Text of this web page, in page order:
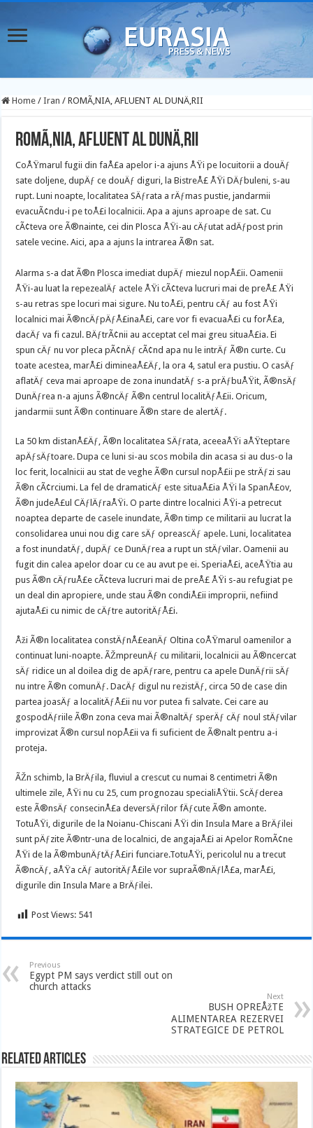
Home / Iran / ROMÃ‚NIA, AFLUENT AL DUNÄ‚RII
ROMÃ‚NIA, AFLUENT AL DUNÄ‚RII
CoÅŸmarul fugii din faÅ£a apelor i-a ajuns ÅŸi pe locuitorii a douÄƒ
sate doljene, dupÄƒ ce douÄƒ diguri, la BistreÅ£ ÅŸi DÄƒbuleni, s-au
rupt. Luni noapte, localitatea SÄƒrata a rÄƒmas pustie, jandarmii
evacuÃ¢ndu-i pe toÅ£i localnicii. Apa a ajuns aproape de sat. Cu
cÃ¢teva ore Ã®nainte, cei din Plosca ÅŸi-au cÄƒutat adÄƒpost prin
satele vecine. Aici, apa a ajuns la intrarea Ã®n sat.
Alarma s-a dat Ã®n Plosca imediat dupÄƒ miezul nopÅ£ii. Oamenii
ÅŸi-au luat la repezealÄƒ actele ÅŸi cÃ¢teva lucruri mai de preÅ£ ÅŸi
s-au retras spe locuri mai sigure. Nu toÅ£i, pentru cÄƒ au fost ÅŸi
localnici mai Ã®ncÄƒpÄƒÅ£inaÅ£i, care vor fi evacuaÅ£i cu forÅ£a,
dacÄƒ va fi cazul. BÄƒtrÃ¢nii au acceptat cel mai greu situaÅ£ia. Ei
spun cÄƒ nu vor pleca pÃ¢nÄƒ cÃ¢nd apa nu le intrÄƒ Ã®n curte. Cu
toate acestea, marÅ£i dimineaÅ£Äƒ, la ora 4, satul era pustiu. O casÄƒ
aflatÄƒ ceva mai aproape de zona inundatÄƒ s-a prÄƒbuÅŸit, Ã®nsÄƒ
DunÄƒrea n-a ajuns Ã®ncÄƒ Ã®n centrul localitÄƒÅ£ii. Oricum,
jandarmii sunt Ã®n continuare Ã®n stare de alertÄƒ.
La 50 km distanÅ£Äƒ, Ã®n localitatea SÄƒrata, aceeaÅŸi aÅŸteptare
apÄƒsÄƒtoare. Dupa ce luni si-au scos mobila din acasa si au dus-o la
loc ferit, localnicii au stat de veghe Ã®n cursul nopÅ£ii pe strÄƒzi sau
Ã®n cÃ¢rciumi. La fel de dramaticÄƒ este situaÅ£ia ÅŸi la SpanÅ£ov,
Ã®n judeÅ£ul CÄƒlÄƒraÅŸi. O parte dintre localnici ÅŸi-a petrecut
noaptea departe de casele inundate, Ã®n timp ce militarii au lucrat la
consolidarea unui nou dig care sÄƒ opreascÄƒ apele. Luni, localitatea
a fost inundatÄƒ, dupÄƒ ce DunÄƒrea a rupt un stÄƒvilar. Oamenii au
fugit din calea apelor doar cu ce au avut pe ei. SperiaÅ£i, aceÅŸtia au
pus Ã®n cÄƒruÅ£e cÃ¢teva lucruri mai de preÅ£ ÅŸi s-au refugiat pe
un deal din apropiere, unde stau Ã®n condiÅ£ii improprii, nefiind
ajutaÅ£i cu nimic de cÄƒtre autoritÄƒÅ£i.
Åži Ã®n localitatea constÄƒnÅ£eanÄƒ Oltina coÅŸmarul oamenilor a
continuat luni-noapte. ÃŽmpreunÄƒ cu militarii, localnicii au Ã®ncercat
sÄƒ ridice un al doilea dig de apÄƒrare, pentru ca apele DunÄƒrii sÄƒ
nu intre Ã®n comunÄƒ. DacÄƒ digul nu rezistÄƒ, circa 50 de case din
partea joasÄƒ a localitÄƒÅ£ii nu vor putea fi salvate. Cei care au
gospodÄƒriile Ã®n zona ceva mai Ã®naltÄƒ sperÄƒ cÄƒ noul stÄƒvilar
improvizat Ã®n cursul nopÅ£ii va fi suficient de Ã®nalt pentru a-i
proteja.
ÃŽn schimb, la BrÄƒila, fluviul a crescut cu numai 8 centimetri Ã®n
ultimele zile, ÅŸi nu cu 25, cum prognozau specialiÅŸtii. ScÄƒderea
este Ã®nsÄƒ consecinÅ£a deversÄƒrilor fÄƒcute Ã®n amonte.
TotuÅŸi, digurile de la Noianu-Chiscani ÅŸi din Insula Mare a BrÄƒilei
sunt pÄƒzite Ã®ntr-una de localnici, de angajaÅ£i ai Apelor RomÃ¢ne
ÅŸi de la Ã®mbunÄƒtÄƒÅ£iri funciare.TotuÅŸi, pericolul nu a trecut
Ã®ncÄƒ, aÅŸa cÄƒ autoritÄƒÅ£ile vor supraÃ®nÄƒlÅ£a, marÅ£i,
digurile din Insula Mare a BrÄƒilei.
Post Views: 541
Previous
Egypt PM says verdict still out on
church attacks
Next
BUSH OPREÅžTE
ALIMENTAREA REZERVEI
STRATEGICE DE PETROL
Related Articles